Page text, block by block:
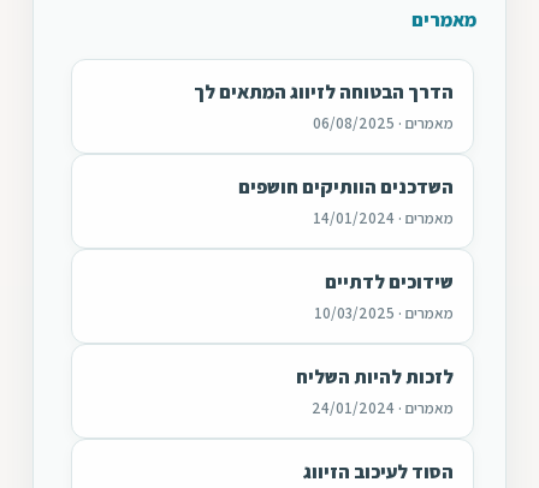
מאמרים
הדרך הבטוחה לזיווג המתאים לך
מאמרים · 06/08/2025
השדכנים הוותיקים חושפים
מאמרים · 14/01/2024
שידוכים לדתיים
מאמרים · 10/03/2025
לזכות להיות השליח
מאמרים · 24/01/2024
הסוד לעיכוב הזיווג